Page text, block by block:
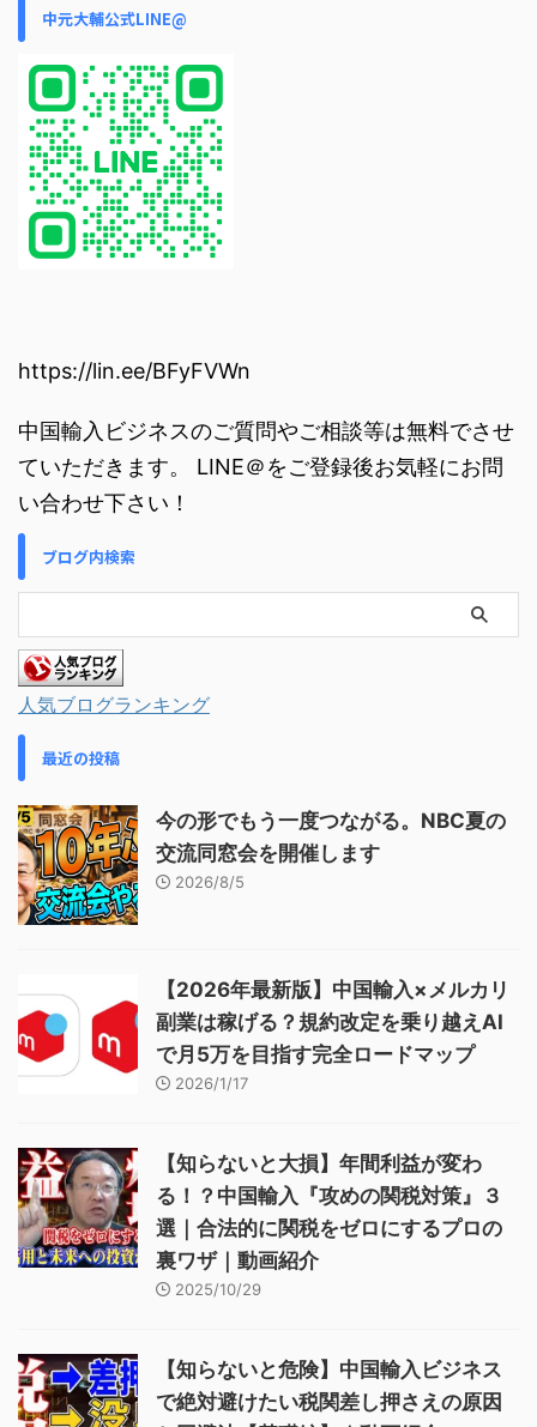
中元大輔公式LINE@
https://lin.ee/BFyFVWn
中国輸入ビジネスのご質問やご相談等は無料でさせ
ていただきます。 LINE＠をご登録後お気軽にお問
い合わせ下さい！
ブログ内検索
人気ブログランキング
最近の投稿
今の形でもう一度つながる。NBC夏の
交流同窓会を開催します
2026/8/5
【2026年最新版】中国輸入×メルカリ
副業は稼げる？規約改定を乗り越えAI
で月5万を目指す完全ロードマップ
2026/1/17
【知らないと大損】年間利益が変わ
る！？中国輸入『攻めの関税対策』３
選｜合法的に関税をゼロにするプロの
裏ワザ｜動画紹介
2025/10/29
【知らないと危険】中国輸入ビジネス
で絶対避けたい税関差し押さえの原因